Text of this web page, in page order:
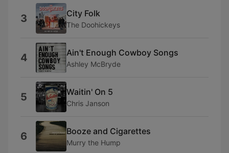
3 City Folk
The Doohickeys
4 Ain't Enough Cowboy Songs
Ashley McBryde
5 Waitin' On 5
Chris Janson
6 Booze and Cigarettes
Murry the Hump